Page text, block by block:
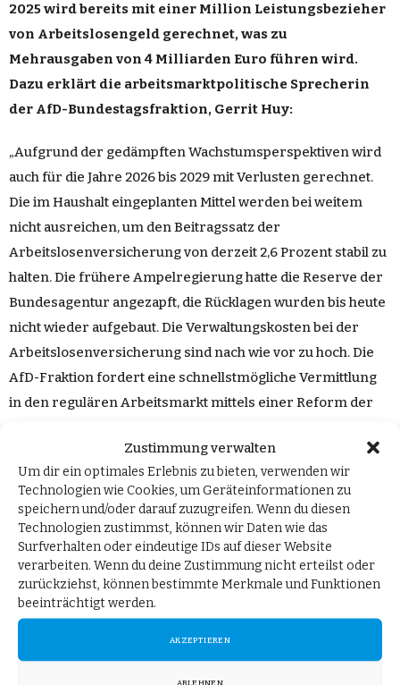
Zustimmung verwalten
Um dir ein optimales Erlebnis zu bieten, verwenden wir
Technologien wie Cookies, um Geräteinformationen zu
speichern und/oder darauf zuzugreifen. Wenn du diesen
Technologien zustimmst, können wir Daten wie das
Surfverhalten oder eindeutige IDs auf dieser Website
verarbeiten. Wenn du deine Zustimmung nicht erteilst oder
zurückziehst, können bestimmte Merkmale und Funktionen
beeinträchtigt werden.
AKZEPTIEREN
ABLEHNEN
2025 wird bereits mit einer Million Leistungsbezieher
von Arbeitslosengeld gerechnet, was zu
Mehrausgaben von 4 Milliarden Euro führen wird.
Dazu erklärt die arbeitsmarktpolitische Sprecherin
der AfD-Bundestagsfraktion, Gerrit Huy:
„Aufgrund der gedämpften Wachstumsperspektiven wird
auch für die Jahre 2026 bis 2029 mit Verlusten gerechnet.
Die im Haushalt eingeplanten Mittel werden bei weitem
nicht ausreichen, um den Beitragssatz der
Arbeitslosenversicherung von derzeit 2,6 Prozent stabil zu
halten. Die frühere Ampelregierung hatte die Reserve der
Bundesagentur angezapft, die Rücklagen wurden bis heute
nicht wieder aufgebaut. Die Verwaltungskosten bei der
Arbeitslosenversicherung sind nach wie vor zu hoch. Die
AfD-Fraktion fordert eine schnellstmögliche Vermittlung
in den regulären Arbeitsmarkt mittels einer Reform der
BT-Drs. 20/9152). Nur eine vernünftige
Wirtschaftspolitik sichert und schafft letztendlich
Arbeitsplätze.“
Der BeitragNur vernünftige Wirtschaftspolitik hilft gegen
Defizit der Arbeitsagenturerschien zuerst aufAfD-
Fraktion im Deutschen Bundestag